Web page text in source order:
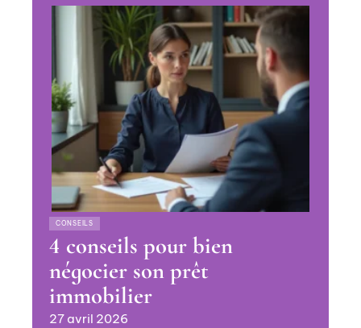
CONSEILS
4 conseils pour bien
négocier son prêt
immobilier
27 avril 2026